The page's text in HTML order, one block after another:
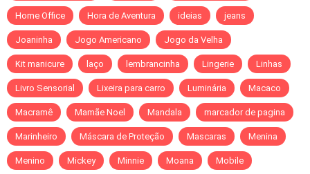
Home Office Hora de Aventura ideias jeans
Joaninha Jogo Americano Jogo da Velha
Kit manicure laço lembrancinha Lingerie Linhas
Livro Sensorial Lixeira para carro Luminária Macaco
Macramê Mamãe Noel Mandala marcador de pagina
Marinheiro Máscara de Proteção Mascaras Menina
Menino Mickey Minnie Moana Mobile